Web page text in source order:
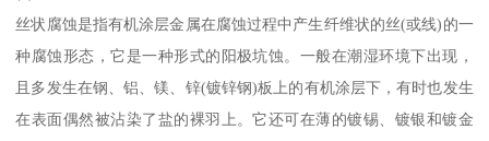
丝状腐蚀是指有机涂层金属在腐蚀过程中产生纤维状的丝(或线)的一
种腐蚀形态，它是一种形式的阳极坑蚀。一般在潮湿环境下出现，
且多发生在钢、铝、镁、锌(镀锌钢)板上的有机涂层下，有时也发生
在表面偶然被沾染了盐的裸羽上。它还可在薄的镀锡、镀银和镀金